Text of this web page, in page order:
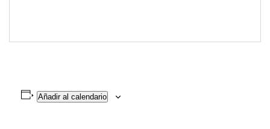
Añadir al calendario